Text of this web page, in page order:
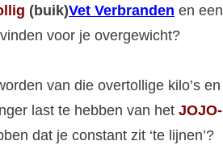
(buik)Vet Verbranden en een
vinden voor je overgewicht?
van die overtollige kilo’s en
last te hebben van het JOJO-
dat je constant zit ‘te lijnen’?